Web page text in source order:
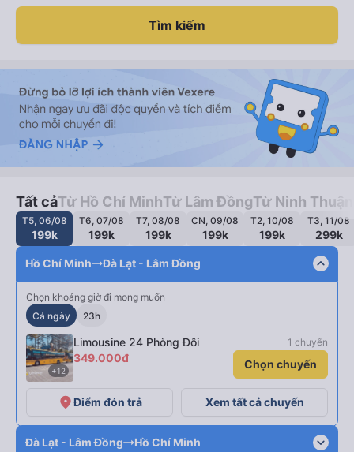
Tìm kiếm
Tất cảTừ Hồ Chí MinhTừ Lâm ĐồngTừ Ninh Thuận
T5, 06/08
199k
T6, 07/08
199k
T7, 08/08
199k
CN, 09/08
199k
T2, 10/08
199k
T3, 11/08
299k
Hồ Chí Minh Đà Lạt - Lâm Đồng expand_less
Chọn khoảng giờ đi mong muốn
Cả ngày
23h
+12
Limousine 24 Phòng Đôi 1 chuyến
349.000đ Chọn chuyến
placeĐiểm đón trả Xem tất cả chuyến
Đà Lạt - Lâm Đồng Hồ Chí Minh expand_more